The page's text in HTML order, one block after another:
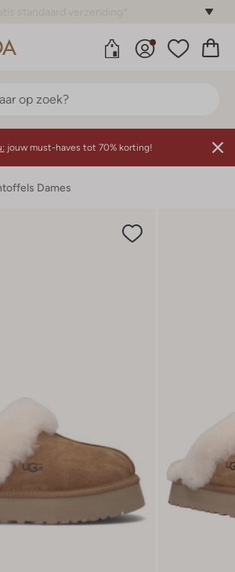
jouw must-haves tot 70% korting!
Dames